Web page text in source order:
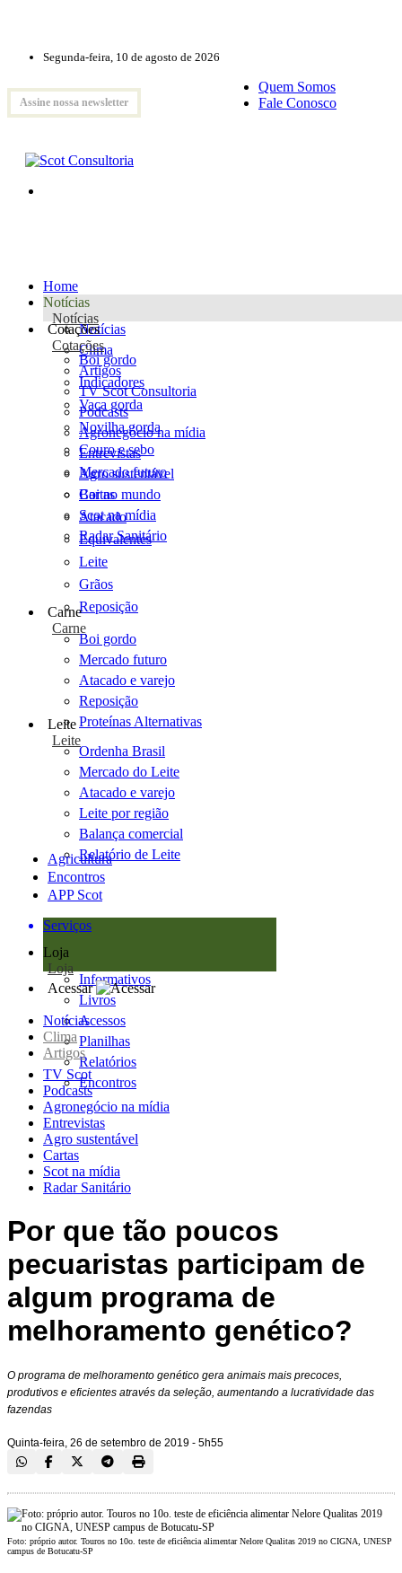
Segunda-feira, 10 de agosto de 2026
Assine nossa newsletter
Quem Somos
Fale Conosco
Home
Notícias
Notícias
Notícias
Clima
Artigos
TV Scot Consultoria
Podcasts
Agronegócio na mídia
Entrevistas
Agro sustentável
Cartas
Scot na mídia
Radar Sanitário
Cotações
Cotações
Boi gordo
Indicadores
Vaca gorda
Novilha gorda
Couro e sebo
Mercado futuro
Boi no mundo
Atacado
Equivalentes
Leite
Grãos
Reposição
Carne
Carne
Boi gordo
Mercado futuro
Atacado e varejo
Reposição
Proteínas Alternativas
Leite
Leite
Ordenha Brasil
Mercado do Leite
Atacado e varejo
Leite por região
Balança comercial
Relatório de Leite
Agricultura
Encontros
APP Scot
Serviços
Loja
Loja
Informativos
Livros
Acessos
Planilhas
Relatórios
Encontros
Acessar
Notícias
Clima
Artigos
TV Scot
Podcasts
Agronegócio na mídia
Entrevistas
Agro sustentável
Cartas
Scot na mídia
Radar Sanitário
Por que tão poucos
pecuaristas participam de
algum programa de
melhoramento genético?
O programa de melhoramento genético gera animais mais precoces,
produtivos e eficientes através da seleção, aumentando a lucratividade das
fazendas
Quinta-feira, 26 de setembro de 2019 - 5h55
Foto: próprio autor. Touros no 10o. teste de eficiência alimentar Nelore Qualitas 2019 no CIGNA, UNESP
campus de Botucatu-SP